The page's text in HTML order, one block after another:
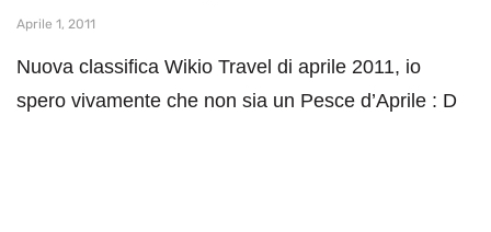
Aprile 1, 2011
Nuova classifica Wikio Travel di aprile 2011, io
spero vivamente che non sia un Pesce d’Aprile : D